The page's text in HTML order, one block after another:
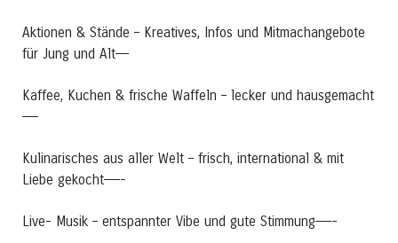
Aktionen & Stände – Kreatives, Infos und Mitmachangebote
für Jung und Alt—–
Kaffee, Kuchen & frische Waffeln – lecker und hausgemacht
——
Kulinarisches aus aller Welt – frisch, international & mit
Liebe gekocht——-
Live- Musik – entspannter Vibe und gute Stimmung——-